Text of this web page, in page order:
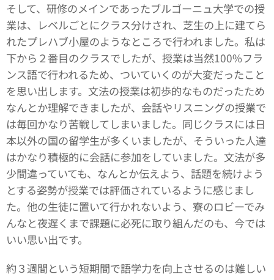
そして、研修のメインであったブルゴーニュ大学での授
業は、レベルごとにクラス分けされ、芝生の上に建てら
れたプレハブ小屋のようなところで行われました。私は
下から２番目のクラスでしたが、授業は当然100%フラ
ンス語で行われるため、ついていくのが大変だったこと
を思い出します。文法の授業は初歩的なものだったため
なんとか理解できましたが、会話やリスニングの授業で
は毎回かなり苦戦してしまいました。同じクラスには日
本以外の国の留学生が多くいましたが、そういった人達
はかなり積極的に会話に参加をしていました。文法が多
少間違っていても、なんとか伝えよう、話題を続けよう
とする姿勢が授業では評価されているように感じまし
た。他の生徒に置いて行かれないよう、寮のロビーでみ
んなと夜遅くまで課題に必死に取り組んだのも、今では
いい思い出です。
約３週間という短期間で語学力を向上させるのは難しい